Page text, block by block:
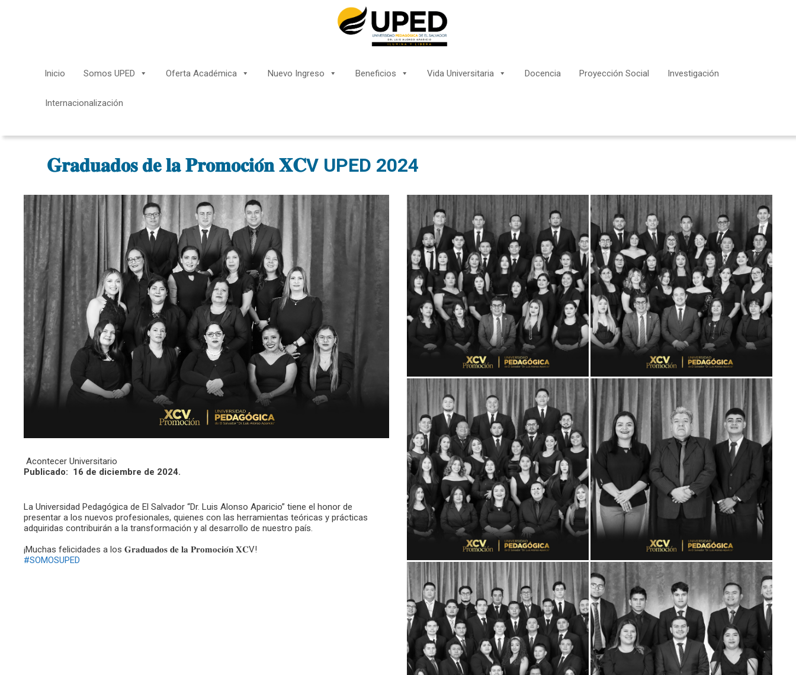
Inicio Somos UPED Oferta Académica Nuevo Ingreso Beneficios Vida Universitaria Docencia Proyección Social Investigación
Internacionalización
𝐆𝐫𝐚𝐝𝐮𝐚𝐝𝐨𝐬 𝐝𝐞 𝐥𝐚 𝐏𝐫𝐨𝐦𝐨𝐜𝐢𝐨́𝐧 𝐗𝐂V UPED 2024
Acontecer Universitario
Publicado: 16 de diciembre de 2024.
La Universidad Pedagógica de El Salvador “Dr. Luis Alonso Aparicio” tiene el honor de
presentar a los nuevos profesionales, quienes con las herramientas teóricas y prácticas
adquiridas contribuirán a la transformación y al desarrollo de nuestro país.
¡Muchas felicidades a los 𝐆𝐫𝐚𝐝𝐮𝐚𝐝𝐨𝐬 𝐝𝐞 𝐥𝐚 𝐏𝐫𝐨𝐦𝐨𝐜𝐢𝐨́𝐧 𝐗𝐂V!
#SOMOSUPED